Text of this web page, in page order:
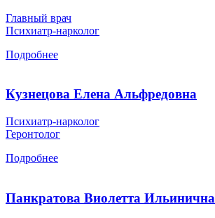
Главный врач
Психиатр-нарколог
Подробнее
Кузнецова Елена Альфредовна
Психиатр-нарколог
Геронтолог
Подробнее
Панкратова Виолетта Ильинична